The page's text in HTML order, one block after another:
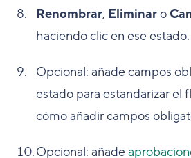
Renombrar, Eliminaro
haciendo clic en ese estado.
Opcional: añade campos
estado para estandarizar el
cómo añadir campos
Opcional: añade